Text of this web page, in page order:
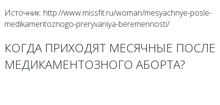
Источник: http://www.missfit.ru/woman/mesyachnye-posle-
medikamentoznogo-preryvaniya-beremennosti/
КОГДА ПРИХОДЯТ МЕСЯЧНЫЕ ПОСЛЕ
МЕДИКАМЕНТОЗНОГО АБОРТА?